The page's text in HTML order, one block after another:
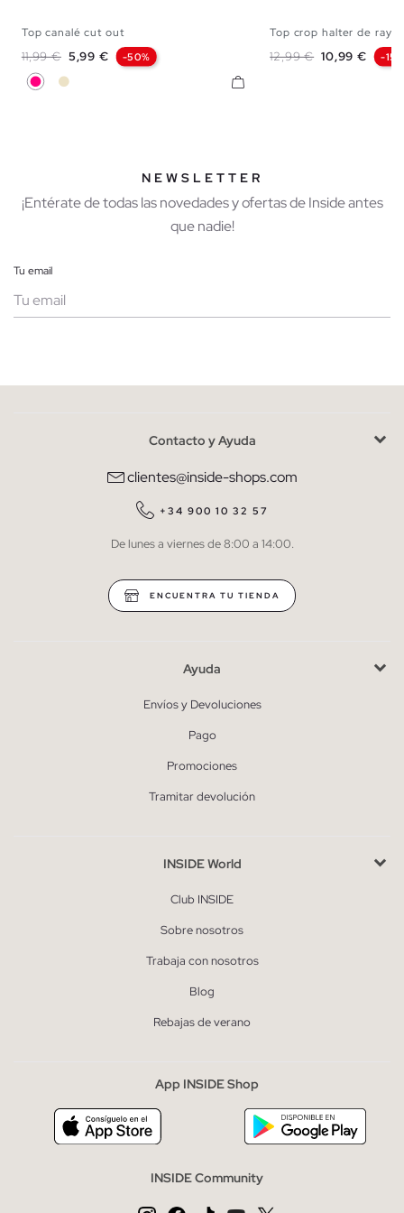
Top canalé cut out
Precio base
11,99 € Precio
5,99 € -50%
FucsiaArena
Top crop halter de
Precio base
12,99 € Precio
10,99 € -
NEWSLETTER
¡Entérate de todas las novedades y ofertas de Inside antes
que nadie!
Tu email
He leído y entiendo lapolítica de privacidad
QUIERO SUSCRIBIRME
* Puedes cancelar la suscripción en cualquier momento.
Contacto y Ayuda
clientes@inside-shops.com
+34 900 10 32 57
De lunes a viernes de 8:00 a 14:00.
ENCUENTRA TU TIENDA
Ayuda
Envíos y Devoluciones
Pago
Promociones
Tramitar devolución
INSIDE World
Club INSIDE
Sobre nosotros
Trabaja con nosotros
Blog
Rebajas de verano
App INSIDE Shop
INSIDE Community